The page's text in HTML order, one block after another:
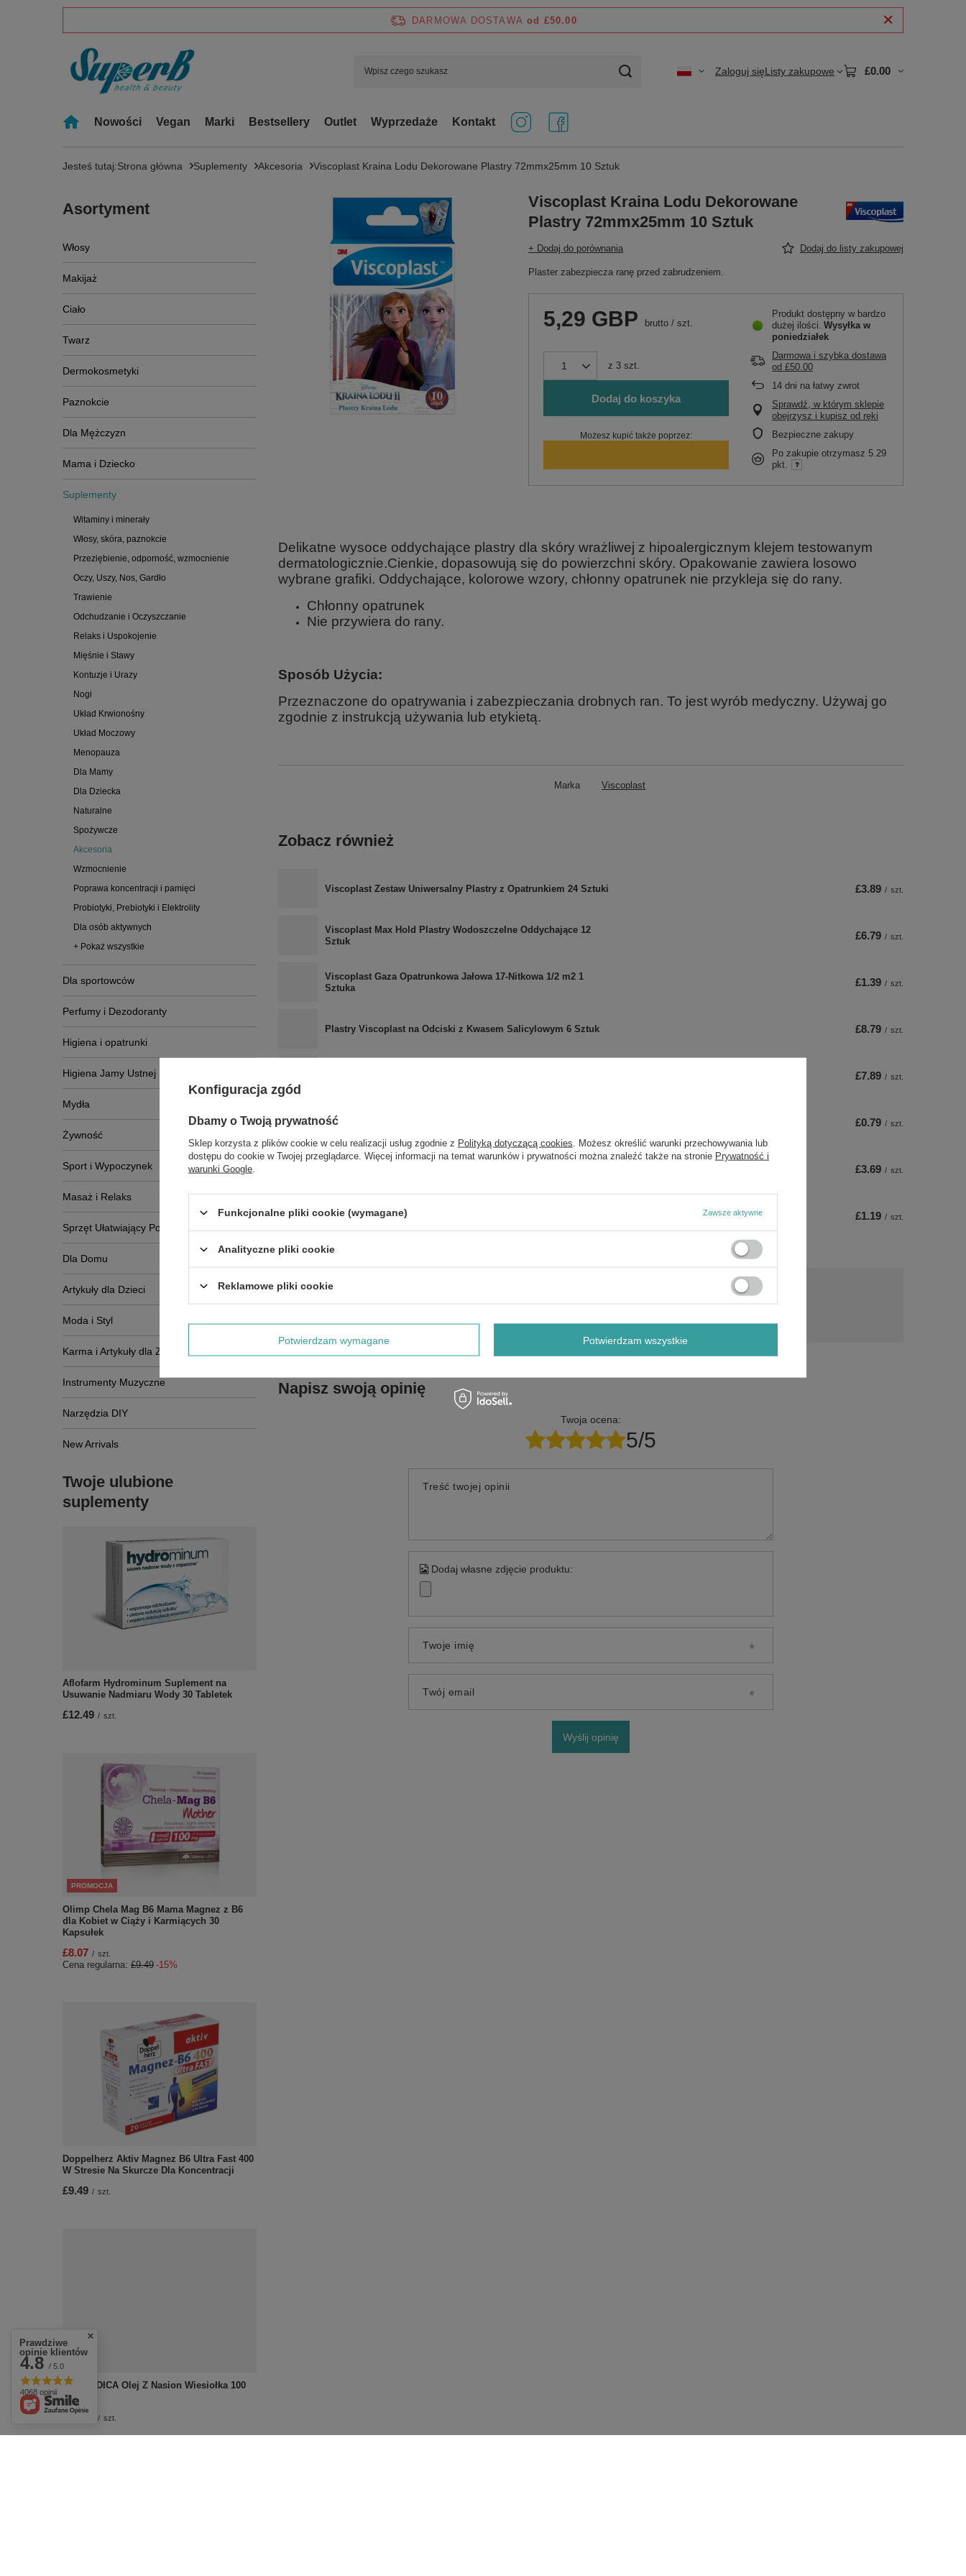
DARMOWA DOSTAWA od £50.00
Zaloguj sięListy zakupowe £0.00
Nowości Vegan Marki Bestsellery Outlet Wyprzedaże Kontakt
Jesteś tutaj:Strona główna Suplementy Akcesoria Viscoplast Kraina Lodu Dekorowane Plastry 72mmx25mm 10 Sztuk
Asortyment
Włosy
Makijaż
Ciało
Twarz
Dermokosmetyki
Paznokcie
Dla Mężczyzn
Mama i Dziecko
Suplementy
Witaminy i minerały
Włosy, skóra, paznokcie
Przeziębienie, odporność, wzmocnienie
Oczy, Uszy, Nos, Gardło
Trawienie
Odchudzanie i Oczyszczanie
Relaks i Uspokojenie
Mięśnie i Stawy
Kontuzje i Urazy
Nogi
Układ Krwionośny
Układ Moczowy
Menopauza
Dla Mamy
Dla Dziecka
Naturalne
Spożywcze
Akcesoria
Wzmocnienie
Poprawa koncentracji i pamięci
Probiotyki, Prebiotyki i Elektrolity
Dla osób aktywnych
+ Pokaż wszystkie
Dla sportowców
Perfumy i Dezodoranty
Higiena i opatrunki
Higiena Jamy Ustnej
Mydła
Żywność
Sport i Wypoczynek
Masaż i Relaks
Sprzęt Ułatwiający Poruszanie Się
Dla Domu
Artykuły dla Dzieci
Moda i Styl
Karma i Artykuły dla Zwierząt
Instrumenty Muzyczne
Narzędzia DIY
New Arrivals
Twoje ulubione
suplementy
Aflofarm Hydrominum Suplement na
Usuwanie Nadmiaru Wody 30 Tabletek
£12.49 / szt.
PROMOCJA
Olimp Chela Mag B6 Mama Magnez z B6
dla Kobiet w Ciąży i Karmiących 30
Kapsułek
£8.07 / szt.
Cena regularna: £9.49 -15%
Doppelherz Aktiv Magnez B6 Ultra Fast 400
W Stresie Na Skurcze Dla Koncentracji
£9.49 / szt.
EKAMEDICA Olej Z Nasion Wiesiołka 100
ml
£13.39 / szt.
Viscoplast Kraina Lodu Dekorowane
Plastry 72mmx25mm 10 Sztuk
+ Dodaj do porównania Dodaj do listy zakupowej
Plaster zabezpiecza ranę przed zabrudzeniem.
5,29 GBP brutto / szt.
z 3 szt.
Dodaj do koszyka
Możesz kupić także poprzez:
Produkt dostępny w bardzo
dużej ilości Wysyłka w
poniedziałek
Darmowa i szybka dostawa
od £50.00
14 dni na łatwy zwrot
Sprawdź, w którym sklepie
obejrzysz i kupisz od ręki
Bezpieczne zakupy
Po zakupie otrzymasz 5.29
pkt.
Delikatne wysoce oddychające plastry dla skóry wrażliwej z hipoalergicznym klejem testowanym
dermatologicznie.Cienkie, dopasowują się do powierzchni skóry. Opakowanie zawiera losowo
wybrane grafiki. Oddychające, kolorowe wzory, chłonny opatrunek nie przykleja się do rany.
Chłonny opatrunek
Nie przywiera do rany.
Sposób Użycia:
Przeznaczone do opatrywania i zabezpieczania drobnych ran. To jest wyrób medyczny. Używaj go
zgodnie z instrukcją używania lub etykietą.
Marka Viscoplast
Zobacz również
Viscoplast Zestaw Uniwersalny Plastry z Opatrunkiem 24 Sztuki £3.89 / szt.
Viscoplast Max Hold Plastry Wodoszczelne Oddychające 12
Sztuk
£6.79 / szt.
Viscoplast Gaza Opatrunkowa Jałowa 17-Nitkowa 1/2 m2 1
Sztuka
£1.39 / szt.
Plastry Viscoplast na Odciski z Kwasem Salicylowym 6 Sztuk £8.79 / szt.
£7.89 / szt.
Kompresy jałowe 5X5 cm 3 Szt. Opatrywanie Ran 17-nitkowa £0.79 / szt.
Viscoplast Prestopor Supermiękki Plaster do Cięcia z
£3.69 / szt.
Viscoplast Opaska Podtrzymująca Dziana 4mx15cm 1 Sztuka £1.19 / szt.
odpowiedzi publikując dla innych.
Napisz swoją opinię
Twoja ocena:
5/5
Treść twojej opinii
Dodaj własne zdjęcie produktu:
Twoje imię
Twój email
Wyślij opinię
Prawdziwe
opinie klientów
4.8 / 5.0
4068 opinii
Konfiguracja zgód
Dbamy o Twoją prywatność
Sklep korzysta z plików cookie w celu realizacji usług zgodnie z Polityką dotyczącą cookies . Możesz określić warunki przechowywania lub
dostępu do cookie w Twojej przeglądarce. Więcej informacji na temat warunków i prywatności można znaleźć także na stronie Prywatność i
warunki Google
Funkcjonalne pliki cookie (wymagane) Zawsze aktywne
Analityczne pliki cookie
Reklamowe pliki cookie
Potwierdzam wymagane Potwierdzam wszystkie